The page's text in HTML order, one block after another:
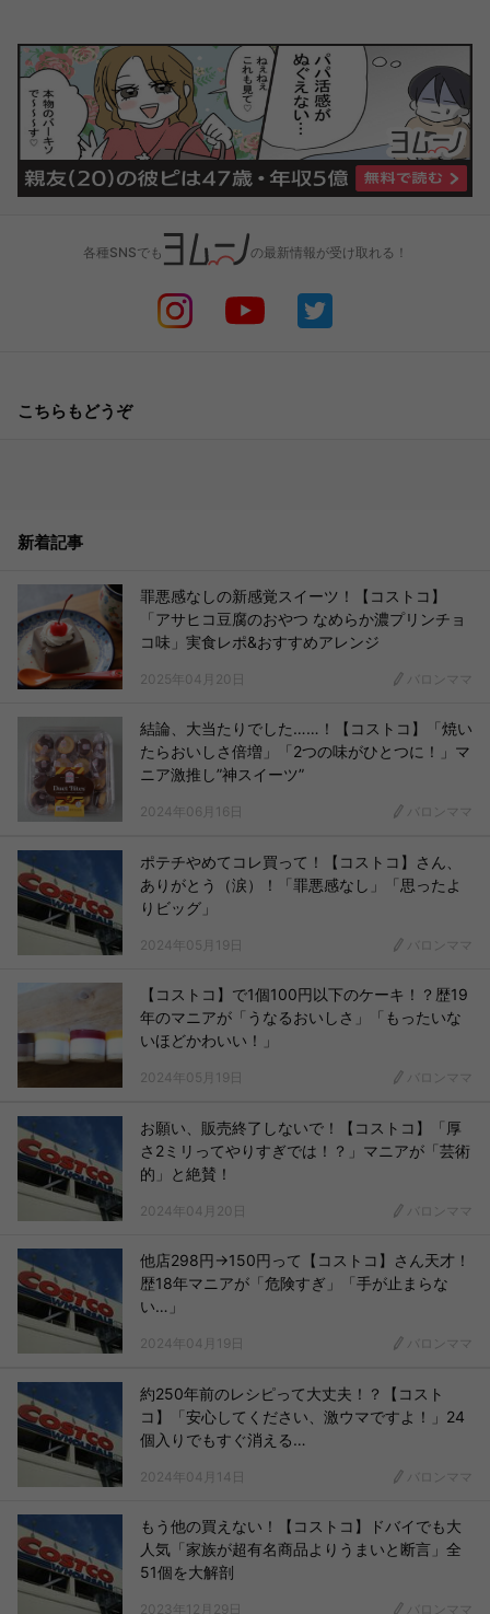
各種SNSでも の最新情報が受け取れる！
こちらもどうぞ
新着記事
罪悪感なしの新感覚スイーツ！【コストコ】
「アサヒコ豆腐のおやつ なめらか濃プリンチョ
コ味」実食レポ&おすすめアレンジ
2025年04月20日 バロンママ
結論、大当たりでした……！【コストコ】「焼い
たらおいしさ倍増」「2つの味がひとつに！」マ
ニア激推し”神スイーツ”
2024年06月16日 バロンママ
ポテチやめてコレ買って！【コストコ】さん、
ありがとう（涙）！「罪悪感なし」「思ったよ
りビッグ」
2024年05月19日 バロンママ
【コストコ】で1個100円以下のケーキ！？歴19
年のマニアが「うなるおいしさ」「もったいな
いほどかわいい！」
2024年05月19日 バロンママ
お願い、販売終了しないで！【コストコ】「厚
さ2ミリってやりすぎでは！？」マニアが「芸術
的」と絶賛！
2024年04月20日 バロンママ
他店298円→150円って【コストコ】さん天才！
歴18年マニアが「危険すぎ」「手が止まらな
い…」
2024年04月19日 バロンママ
約250年前のレシピって大丈夫！？【コスト
コ】「安心してください、激ウマですよ！」24
個入りでもすぐ消える…
2024年04月14日 バロンママ
もう他の買えない！【コストコ】ドバイでも大
人気「家族が超有名商品よりうまいと断言」全
51個を大解剖
2023年12月29日 バロンママ